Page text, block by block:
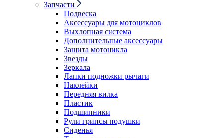
Запчасти
Подвеска
Аксессуары для мотоциклов
Выхлопная система
Дополнительные аксессуары
Защита мотоцикла
Звезды
Зеркала
Лапки подножки рычаги
Наклейки
Передняя вилка
Пластик
Подшипники
Рули грипсы подушки
Сиденья